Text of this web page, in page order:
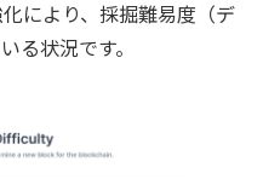
により、採掘難易度（デ
る状況です。